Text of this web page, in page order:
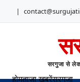
|
सरगुजा से
होमताज़ा खबरेंसरगुजा